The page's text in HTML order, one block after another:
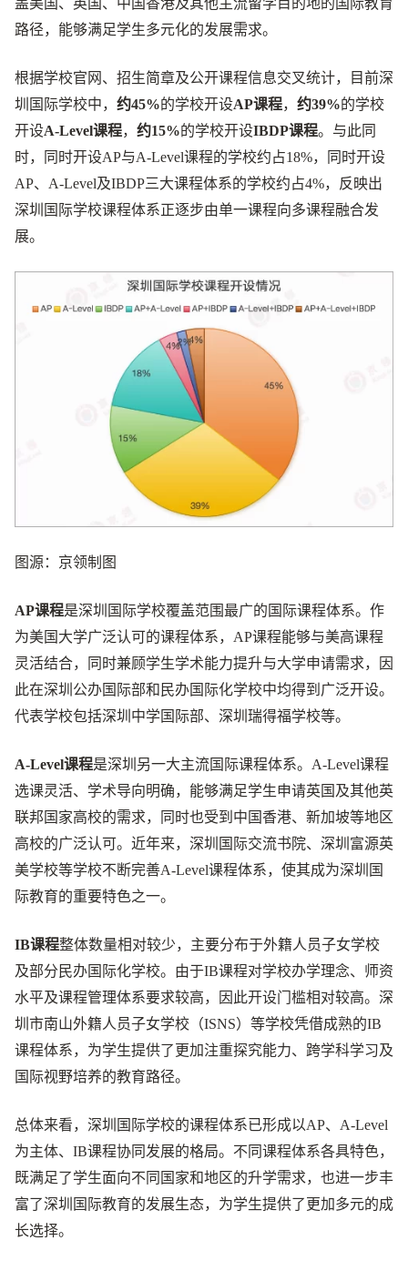
盖美国、英国、中国香港及其他主流留学目的地的国际教育
路径，能够满足学生多元化的发展需求。
根据学校官网、招生简章及公开课程信息交叉统计，目前深
圳国际学校中， 约45%的学校开设AP课程， 约39%的学校
开设A-Level课程， 约15%的学校开设IBDP课程。与此同
时，同时开设AP与A-Level课程的学校约占18%，同时开设
AP、A-Level及IBDP三大课程体系的学校约占4%，反映出
深圳国际学校课程体系正逐步由单一课程向多课程融合发
展。
图源：京领制图
AP课程是深圳国际学校覆盖范围最广的国际课程体系。作
为美国大学广泛认可的课程体系，AP课程能够与美高课程
灵活结合，同时兼顾学生学术能力提升与大学申请需求，因
此在深圳公办国际部和民办国际化学校中均得到广泛开设。
代表学校包括深圳中学国际部、深圳瑞得福学校等。
A-Level课程是深圳另一大主流国际课程体系。A-Level课程
选课灵活、学术导向明确，能够满足学生申请英国及其他英
联邦国家高校的需求，同时也受到中国香港、新加坡等地区
高校的广泛认可。近年来，深圳国际交流书院、深圳富源英
美学校等学校不断完善A-Level课程体系，使其成为深圳国
际教育的重要特色之一。
IB课程整体数量相对较少，主要分布于外籍人员子女学校
及部分民办国际化学校。由于IB课程对学校办学理念、师资
水平及课程管理体系要求较高，因此开设门槛相对较高。深
圳市南山外籍人员子女学校（ISNS）等学校凭借成熟的IB
课程体系，为学生提供了更加注重探究能力、跨学科学习及
国际视野培养的教育路径。
总体来看，深圳国际学校的课程体系已形成以AP、A-Level
为主体、IB课程协同发展的格局。不同课程体系各具特色，
既满足了学生面向不同国家和地区的升学需求，也进一步丰
富了深圳国际教育的发展生态，为学生提供了更加多元的成
长选择。